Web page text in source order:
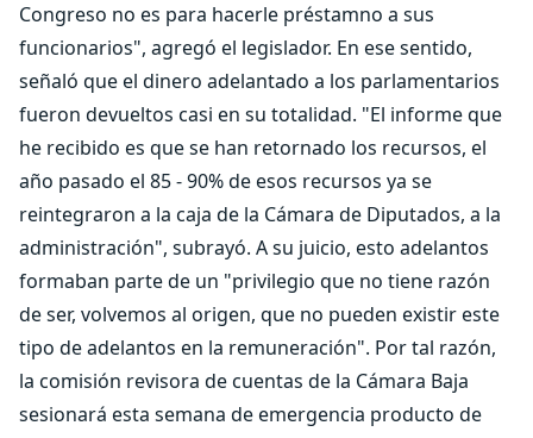
Congreso no es para hacerle préstamno a sus
funcionarios", agregó el legislador. En ese sentido,
señaló que el dinero adelantado a los parlamentarios
fueron devueltos casi en su totalidad. "El informe que
he recibido es que se han retornado los recursos, el
año pasado el 85 - 90% de esos recursos ya se
reintegraron a la caja de la Cámara de Diputados, a la
administración", subrayó. A su juicio, esto adelantos
formaban parte de un "privilegio que no tiene razón
de ser, volvemos al origen, que no pueden existir este
tipo de adelantos en la remuneración". Por tal razón,
la comisión revisora de cuentas de la Cámara Baja
sesionará esta semana de emergencia producto de